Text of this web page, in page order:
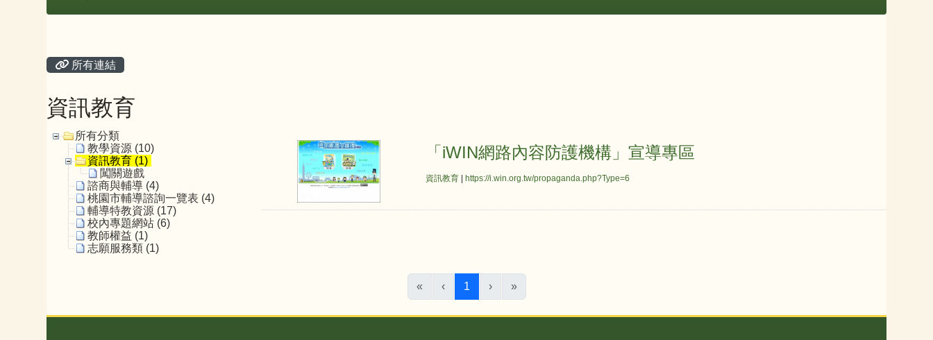
所有連結
資訊教育
所有分類
教學資源 (10)
資訊教育 (1)
闖關遊戲
諮商與輔導 (4)
桃園市輔導諮詢一覽表 (4)
輔導特教資源 (17)
校內專題網站 (6)
教師權益 (1)
志願服務類 (1)
「iWIN網路內容防護機構」宣導專區
「iWIN網路內容防護機構」宣導專區
資訊教育| https://i.win.org.tw/propaganda.php?Type=6
« ‹ 1 (目前頁次)
› »